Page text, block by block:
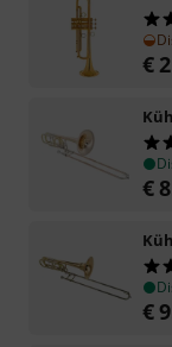
€
€
€